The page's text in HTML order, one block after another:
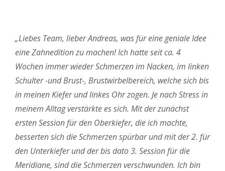
„Liebes Team, lieber Andreas, was für eine geniale Idee
eine Zahnedition zu machen! Ich hatte seit ca. 4
Wochen immer wieder Schmerzen im Nacken, im linken
Schulter -und Brust-, Brustwirbelbereich, welche sich bis
in meinen Kiefer und linkes Ohr zogen. Je nach Stress in
meinem Alltag verstärkte es sich. Mit der zunächst
ersten Session für den Oberkiefer, die ich machte,
besserten sich die Schmerzen spürbar und mit der 2. für
den Unterkiefer und der bis dato 3. Session für die
Meridiane, sind die Schmerzen verschwunden. Ich bin